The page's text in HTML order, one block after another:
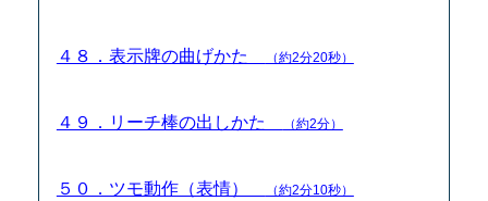
４８．表示牌の曲げかた （約2分20秒）
４９．リーチ棒の出しかた （約2分）
５０．ツモ動作（表情） （約2分10秒）